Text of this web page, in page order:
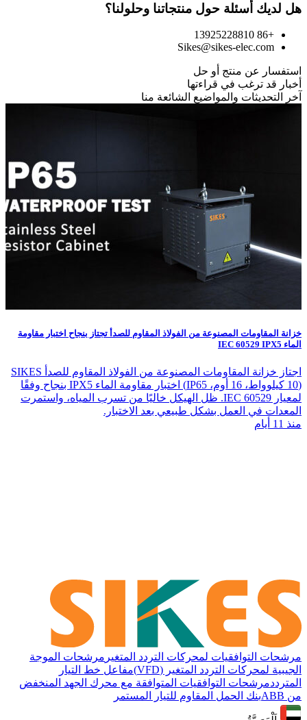
هل لديك أسئلة حول منتجاتنا وحلولنا؟
+86 13925228810
Sikes@sikes-elec.com
استفسار عن منتج أو حل
أخبار قد ترغب في قراءتها
آخر التحديثات والمواضيع الشائعة منا
خزانة المقاومات المصنوعة من الفولاذ المقاوم للصدأ تجتاز بنجاح اختبار مقاومة
الماء IEC 60529 IPX5
اجتاز خزانة المقاومات المصنوعة من الفولاذ المقاوم للصدأ SIKES
(10 كيلوواط، 16 أوم، IP65) اختبار مقاومة الماء IPX5 بنجاح وفقًا
لمعيار IEC 60529. ظل الهيكل خاليًا من تسرب المياه، واستمرت
المعدات في العمل بشكل طبيعي بعد الاختبار.
منذ 11 أيام
مرشحات التوافقيات لمحركات التردد المتغير مرشحات الموجة
الجيبية لمحركات التردد المتغير (VFD)
مفاعل خط التيار
المترددمرشحات التوافقيات المتوافقة مع محرك الجهد المنخفض
من ABB
بنك الحمل المقاوم للتيار المستمر